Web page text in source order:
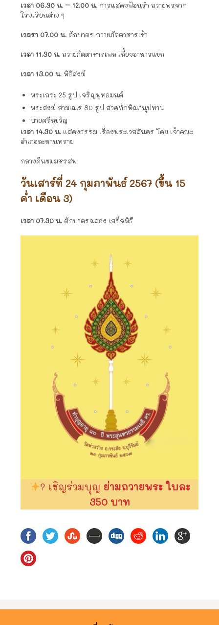
เวลา 06.30 น. – 12.00 น. การแสดงฟ้อนรำ ถวายพรจาก
โรงเรียนต่าง ๆ
เวลรา 07.00 น. ตักบาตร ถวายภัตตาหารเช้า
เวลา 11.30 น. ถวายภัตตาหารเพล เลี้ยงอาหารแขก
เวลา 13.00 น. พิธีสงฆ์
พระเถระ 25 รูป เจริญพุทธมนต์
พระสงฆ์ สามเณร 80 รูป สวดทักษิณานุปทาน
บายศรีสู่ขวัญ
เวลา 14.30 น. แสดงธรรม เรื่องพระเวสสันดร โดย เจ้าคณะ
อำเภอละหานทราย
กลางคืนชมมหรสพ
วันเสาร์ที่ 24 กุมภาพันธ์ 2567 (ขึ้น 15
ค่ำ เดือน 3)
เวลา 07.30 น. ตักบาตรฉลอง เสร็จพิธี
? เชิญร่วมบุญ ย่ามถวายพระ ใบละ
350 บาท